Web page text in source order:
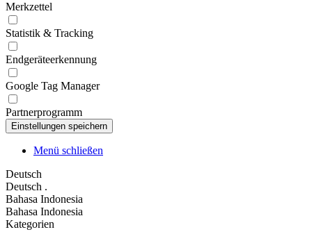
Merkzettel
Statistik & Tracking
Endgeräteerkennung
Google Tag Manager
Partnerprogramm
Menü schließen
Deutsch
Deutsch .
Bahasa Indonesia
Bahasa Indonesia
Kategorien